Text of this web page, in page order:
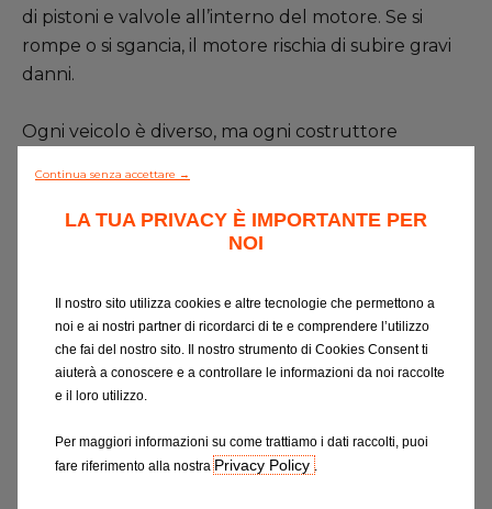
Contattaci
Entra nella rete
di pistoni e valvole all’interno del motore. Se si
rompe o si sgancia, il motore rischia di subire gravi
danni.
Ogni veicolo è diverso, ma ogni costruttore
chilometri percorsi. È importante seguire queste
raccomandazioni, poiché non è facile capire
In generale i costruttori consigliano di sostituirla tra
i 100.000 e i 160.000 chilometri. Su alcuni veicoli, la
sostituzione della cinghia può comportare la
pompa dell’acqua.
Continua senza accettare →
LA TUA PRIVACY È IMPORTANTE PER
NOI
Il nostro sito utilizza cookies e altre tecnologie che permettono a
noi e ai nostri partner di ricordarci di te e comprendere l’utilizzo
che fai del nostro sito. Il nostro strumento di Cookies Consent ti
aiuterà a conoscere e a controllare le informazioni da noi raccolte
e il loro utilizzo.
Per maggiori informazioni su come trattiamo i dati raccolti, puoi
fare riferimento alla nostraPrivacy Policy .